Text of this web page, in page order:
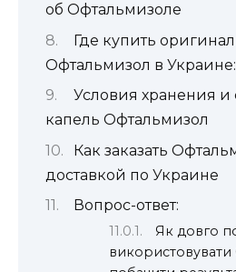
об Офтальмизоле
Где купить
Офтальмизол в
Условия хранения и
капель Офтальмизол
Как заказать
доставкой по Украине
Вопрос-ответ:
Як довго